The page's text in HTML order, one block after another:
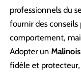
professionnels du
fournir des conseils
comportement,
Adopter un Malinois
fidèle et protecteur,